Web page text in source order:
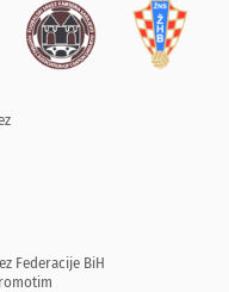
Federacije BiH